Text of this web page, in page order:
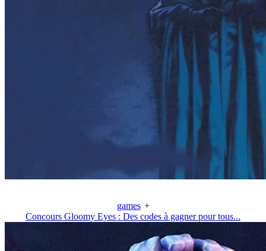
games +
Concours Gloomy Eyes : Des codes à gagner pour tous...